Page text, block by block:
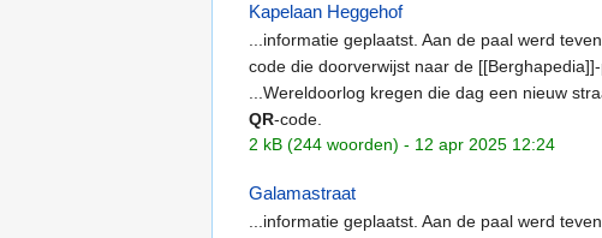
Kapelaan Heggehof
...informatie geplaatst. Aan de paal werd
code die doorverwijst naar de
...Wereldoorlog kregen die dag een nieuw
QR-code.
2 kB (244 woorden) - 12 apr 2025 12:24
Galamastraat
...informatie geplaatst. Aan de paal werd